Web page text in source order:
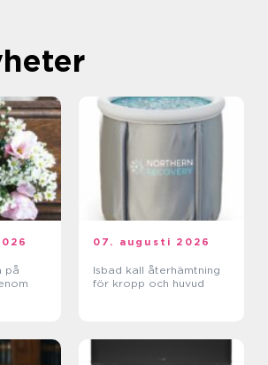
på
07. augusti 2026
Isbad kall återhämtning
för kropp och huvud